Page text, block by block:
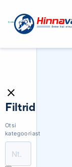
Filtrid
Otsi
kategooriast